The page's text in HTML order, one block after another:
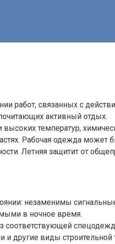
работ, связанных с
активный отдых.
температур,
Рабочая одежда может
Летняя защитит от
незаменимы
в ночное время.
соответствующей
и другие виды строительной